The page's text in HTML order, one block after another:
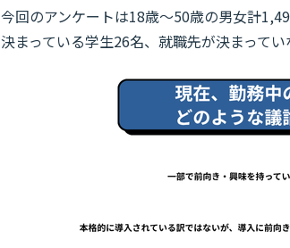
今回のアンケートは18歳～50歳の男女計
決まっている学生26名、就職先が決まって